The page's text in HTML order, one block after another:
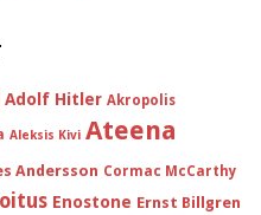
Adolf Hitler Akropolis
Aleksis Kivi Ateena
Andersson Cormac McCarthy
Enostone Ernst Billgren